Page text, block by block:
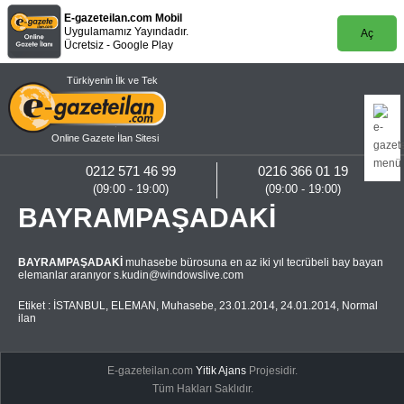
E-gazeteilan.com Mobil
Uygulamamız Yayındadır.
Ücretsiz - Google Play
Aç
Türkiyenin İlk ve Tek
Online Gazete İlan Sitesi
0216 366 01 19
(09:00 - 19:00)
0212 571 46 99
(09:00 - 19:00)
BAYRAMPAŞADAKİ
BAYRAMPAŞADAKİ muhasebe bürosuna en az iki yıl tecrübeli bay bayan
elemanlar aranıyor s.kudin@windowslive.com
Etiket : İSTANBUL, ELEMAN , Muhasebe, 23.01.2014, 24.01.2014, Normal
ilan
E-gazeteilan.comYitik Ajans Projesidir.
Tüm Hakları Saklıdır.